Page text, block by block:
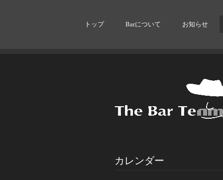
トップ Barについて お知らせ
カレンダー